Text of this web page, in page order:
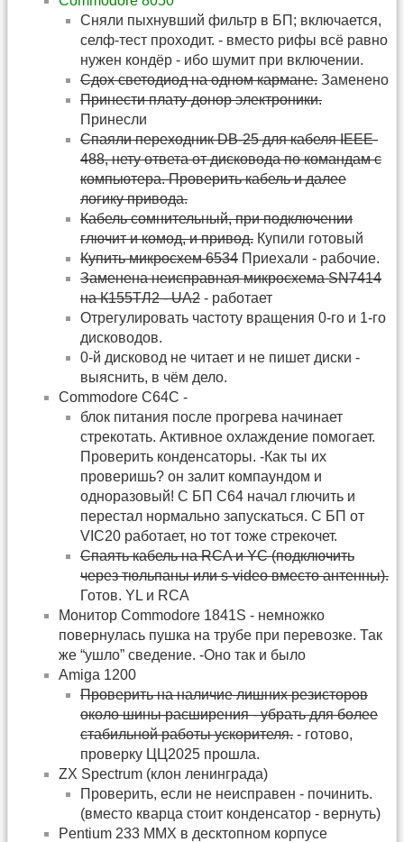
Сняли пыхнувший фильтр в БП; включается,
селф-тест проходит. - вместо рифы всё равно
нужен кондёр - ибо шумит при включении.
Сдох светодиод на одном кармане. Заменено
Принести плату-донор электроники.
Принесли
Спаяли переходник DB-25 для кабеля IEEE-
488, нету ответа от дисковода по командам с
компьютера. Проверить кабель и далее
логику привода.
Кабель сомнительный, при подключении
глючит и комод, и привод. Купили готовый
Купить микросхем 6534 Приехали - рабочие.
Заменена неисправная микросхема SN7414
на К155ТЛ2 - UA2 - работает
Отрегулировать частоту вращения 0-го и 1-го
дисководов.
0-й дисковод не читает и не пишет диски -
выяснить, в чём дело.
Commodore C64C -
блок питания после прогрева начинает
стрекотать. Активное охлаждение помогает.
Проверить конденсаторы. -Как ты их
проверишь? он залит компаундом и
одноразовый! С БП C64 начал глючить и
перестал нормально запускаться. С БП от
VIC20 работает, но тот тоже стрекочет.
Спаять кабель на RCA и YC (подключить
через тюльпаны или s-video вместо антенны).
Готов. YL и RCA
Монитор Commodore 1841S - немножко
повернулась пушка на трубе при перевозке. Так
же “ушло” сведение. -Оно так и было
Amiga 1200
Проверить на наличие лишних резисторов
около шины расширения - убрать для более
стабильной работы ускорителя. - готово,
проверку ЦЦ2025 прошла.
ZX Spectrum (клон ленинграда)
Проверить, если не неисправен - починить.
(вместо кварца стоит конденсатор - вернуть)
Pentium 233 MMX в десктопном корпусе